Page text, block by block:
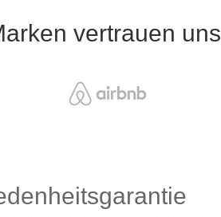
vertrauen uns